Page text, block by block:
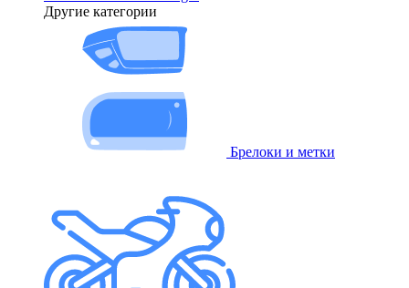
Другие категории
Брелоки и метки